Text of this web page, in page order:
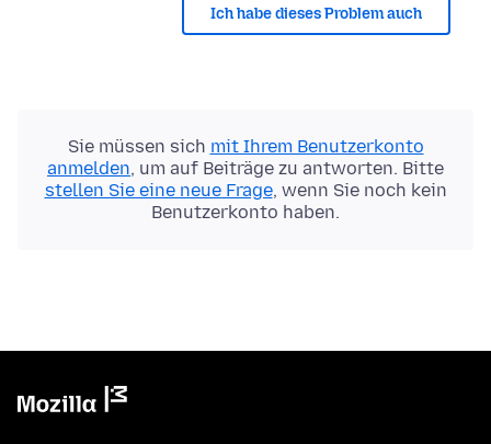
Ich habe dieses Problem auch
Sie müssen sich mit Ihrem Benutzerkonto
anmelden, um auf Beiträge zu antworten. Bitte
stellen Sie eine neue Frage, wenn Sie noch kein
Benutzerkonto haben.